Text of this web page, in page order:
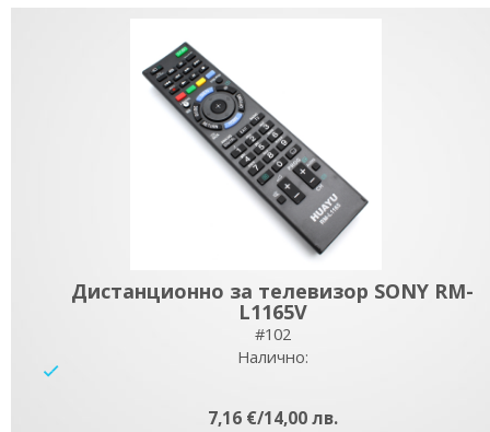
Дистанционно за телевизор SONY RM-
L1165V
#102
Налично:
7,16 €/14,00 лв.